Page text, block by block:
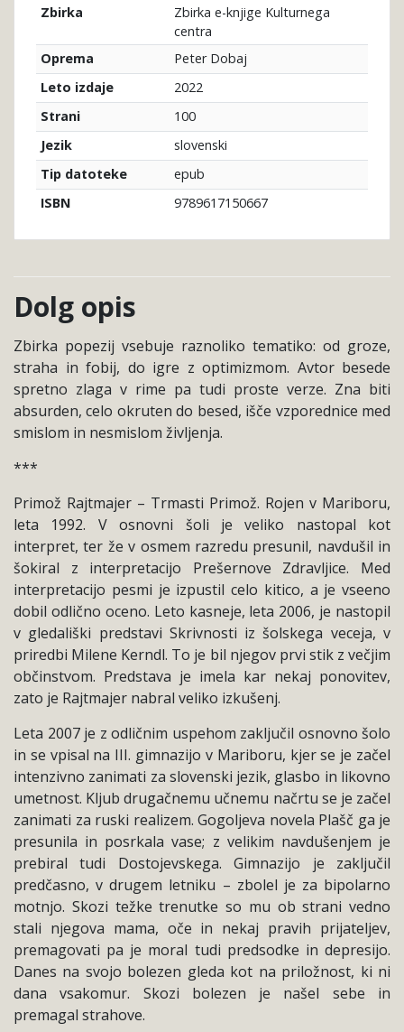
Zbirka
Zbirka e-knjige Kulturnega
centra
Oprema
Peter Dobaj
Leto izdaje
2022
Strani
100
Jezik
slovenski
Tip datoteke
epub
ISBN
9789617150667
Dolg opis
Zbirka popezij vsebuje raznoliko tematiko: od groze,
straha in fobij, do igre z optimizmom. Avtor besede
spretno zlaga v rime pa tudi proste verze. Zna biti
absurden, celo okruten do besed, išče vzporednice med
smislom in nesmislom življenja.
***
Primož Rajtmajer – Trmasti Primož. Rojen v Mariboru,
leta 1992. V osnovni šoli je veliko nastopal kot
interpret, ter že v osmem razredu presunil, navdušil in
šokiral z interpretacijo Prešernove Zdravljice. Med
interpretacijo pesmi je izpustil celo kitico, a je vseeno
dobil odlično oceno. Leto kasneje, leta 2006, je nastopil
v gledališki predstavi Skrivnosti iz šolskega veceja, v
priredbi Milene Kerndl. To je bil njegov prvi stik z večjim
občinstvom. Predstava je imela kar nekaj ponovitev,
zato je Rajtmajer nabral veliko izkušenj.
Leta 2007 je z odličnim uspehom zaključil osnovno šolo
in se vpisal na III. gimnazijo v Mariboru, kjer se je začel
intenzivno zanimati za slovenski jezik, glasbo in likovno
umetnost. Kljub drugačnemu učnemu načrtu se je začel
zanimati za ruski realizem. Gogoljeva novela Plašč ga je
presunila in posrkala vase; z velikim navdušenjem je
prebiral tudi Dostojevskega. Gimnazijo je zaključil
predčasno, v drugem letniku – zbolel je za bipolarno
motnjo. Skozi težke trenutke so mu ob strani vedno
stali njegova mama, oče in nekaj pravih prijateljev,
premagovati pa je moral tudi predsodke in depresijo.
Danes na svojo bolezen gleda kot na priložnost, ki ni
dana vsakomur. Skozi bolezen je našel sebe in
premagal strahove.